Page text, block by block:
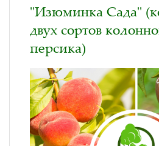
"Изюминка Сада"
двух сортов
персика)